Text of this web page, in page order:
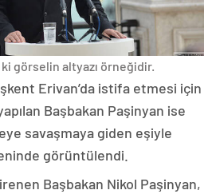
ki görselin altyazı örneğidir.
Erivan’da istifa etmesi için
Başbakan Paşinyan ise
savaşmaya giden eşiyle
görüntülendi.
Başbakan Nikol Paşinyan,